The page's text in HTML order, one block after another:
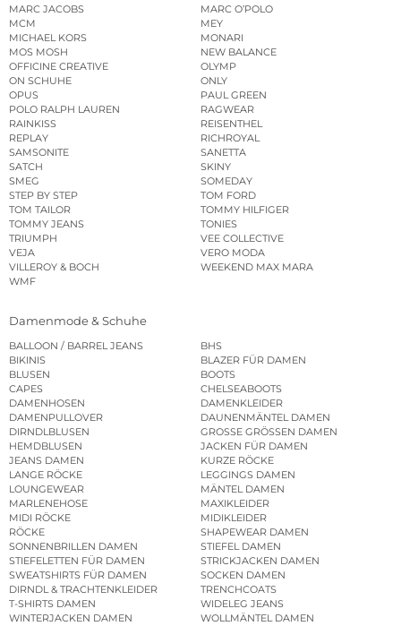
MARC JACOBS
MARC O’POLO
MCM
MEY
MICHAEL KORS
MONARI
MOS MOSH
NEW BALANCE
OFFICINE CREATIVE
OLYMP
ON SCHUHE
ONLY
OPUS
PAUL GREEN
POLO RALPH LAUREN
RAGWEAR
RAINKISS
REISENTHEL
REPLAY
RICHROYAL
SAMSONITE
SANETTA
SATCH
SKINY
SMEG
SOMEDAY
STEP BY STEP
TOM FORD
TOM TAILOR
TOMMY HILFIGER
TOMMY JEANS
TONIES
TRIUMPH
VEE COLLECTIVE
VEJA
VERO MODA
VILLEROY & BOCH
WEEKEND MAX MARA
WMF
Damenmode & Schuhe
BALLOON / BARREL JEANS
BHS
BIKINIS
BLAZER FÜR DAMEN
BLUSEN
BOOTS
CAPES
CHELSEABOOTS
DAMENHOSEN
DAMENKLEIDER
DAMENPULLOVER
DAUNENMÄNTEL DAMEN
DIRNDLBLUSEN
GROSSE GRÖSSEN DAMEN
HEMDBLUSEN
JACKEN FÜR DAMEN
JEANS DAMEN
KURZE RÖCKE
LANGE RÖCKE
LEGGINGS DAMEN
LOUNGEWEAR
MÄNTEL DAMEN
MARLENEHOSE
MAXIKLEIDER
MIDI RÖCKE
MIDIKLEIDER
RÖCKE
SHAPEWEAR DAMEN
SONNENBRILLEN DAMEN
STIEFEL DAMEN
STIEFELETTEN FÜR DAMEN
STRICKJACKEN DAMEN
SWEATSHIRTS FÜR DAMEN
SOCKEN DAMEN
DIRNDL & TRACHTENKLEIDER
TRENCHCOATS
T-SHIRTS DAMEN
WIDELEG JEANS
WINTERJACKEN DAMEN
WOLLMÄNTEL DAMEN